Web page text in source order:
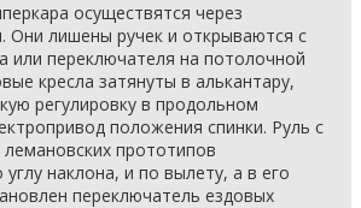
осуществятся через
Они лишены ручек и открываются с
переключателя на потолочной
кресла затянуты в алькантару,
регулировку в продольном
положения спинки. Руль с
прототипов
углу наклона, и по вылету, а в его
переключатель ездовых